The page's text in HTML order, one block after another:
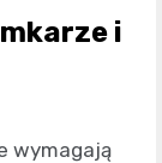
i
wymagają